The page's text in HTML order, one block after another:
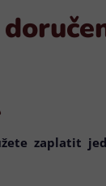
zaplatit